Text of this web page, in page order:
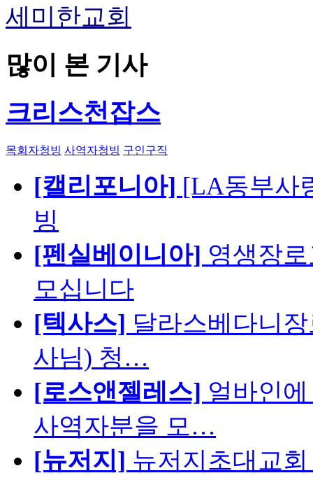
세미한교회
많이 본 기사
크리스천잡스
목회자청빙 사역자청빙 구인구직
[캘리포니아] [LA동부사
빙
[펜실베이니아] 영생장
모십니다
[텍사스] 달라스베다니
사님) 청…
[로스앤젤레스] 얼바인
사역자분을 모…
[뉴저지] 뉴저지초대교